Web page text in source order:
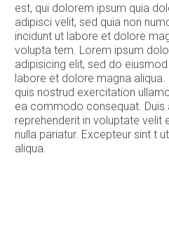
est, qui dolorem ipsum quia
adipisci velit, sed quia non
incidunt ut labore et dolore
volupta tem. Lorem ipsum
adipisicing elit, sed do
labore et dolore magna aliqua.
quis nostrud exercitation
ea commodo consequat. Duis
reprehenderit in voluptate velit
nulla pariatur. Excepteur sint t
aliqua.